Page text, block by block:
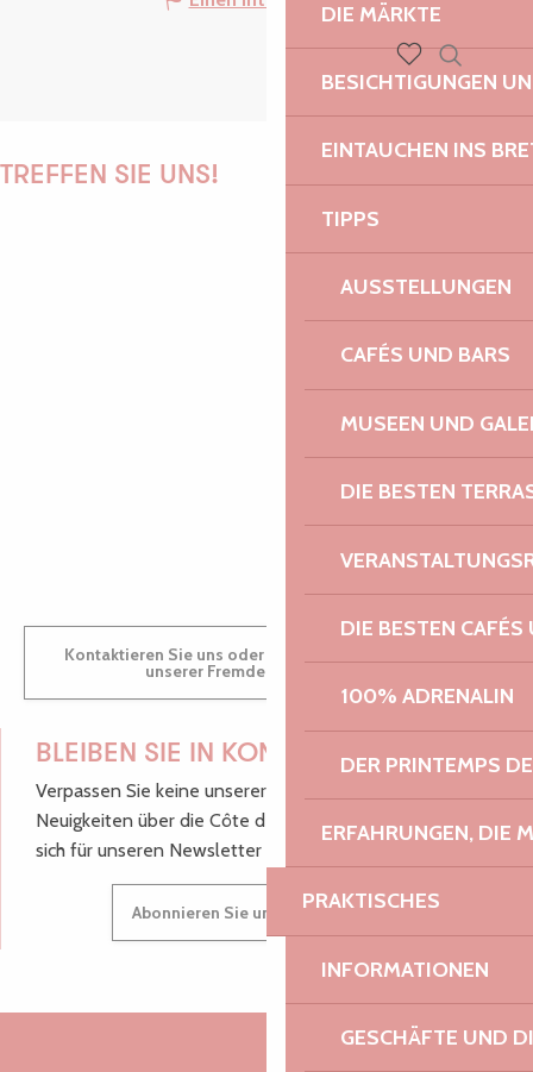
DIE MÄRKTE
BESICHTIGUNGEN
EINTAUCHEN INS
TIPPS
AUSSTELLUNGEN
CAFÉS UND BARS
MUSEEN UND
DIE BESTEN
DIE BESTEN
100% ADRENALIN
DER PRINTEMPS
ERFAHRUNGEN, DIE
PRAKTISCHES
INFORMATIONEN
GESCHÄFTE UND
Voir les favoris
Suche
TREFFEN SIE UNS!
PAULINE
AUDREY
GWENAËLLE
Kontaktieren Sie uns oder besuchen Sie uns in einem
unserer Fremdenverkehrsbüros.
BLEIBEN SIE IN KONTAKT!
Verpassen Sie keine unserer guten Tipps und
Neuigkeiten über die Côte de Granit Rose, melden Sie
sich für unseren Newsletter an.
Abonnieren Sie unseren Newsletter